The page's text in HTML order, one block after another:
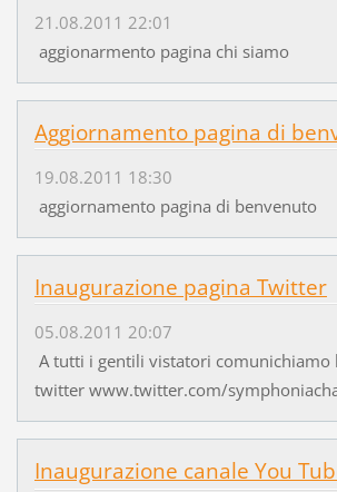
21.08.2011 22:01
aggionarmento pagina chi siamo
Aggiornamento pagina di
19.08.2011 18:30
aggiornamento pagina di benvenuto
Inaugurazione pagina Twitter
05.08.2011 20:07
A tutti i gentili vistatori comunichiamo
twitter www.twitter.com/
Inaugurazione canale You